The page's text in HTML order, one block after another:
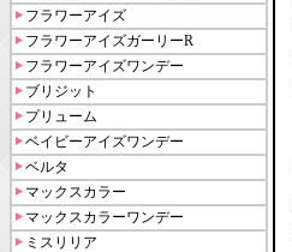
フラワーアイズ
フラワーアイズガーリーR
フラワーアイズワンデー
ブリジット
プリューム
ベイビーアイズワンデー
ベルタ
マックスカラー
マックスカラーワンデー
ミスリリア